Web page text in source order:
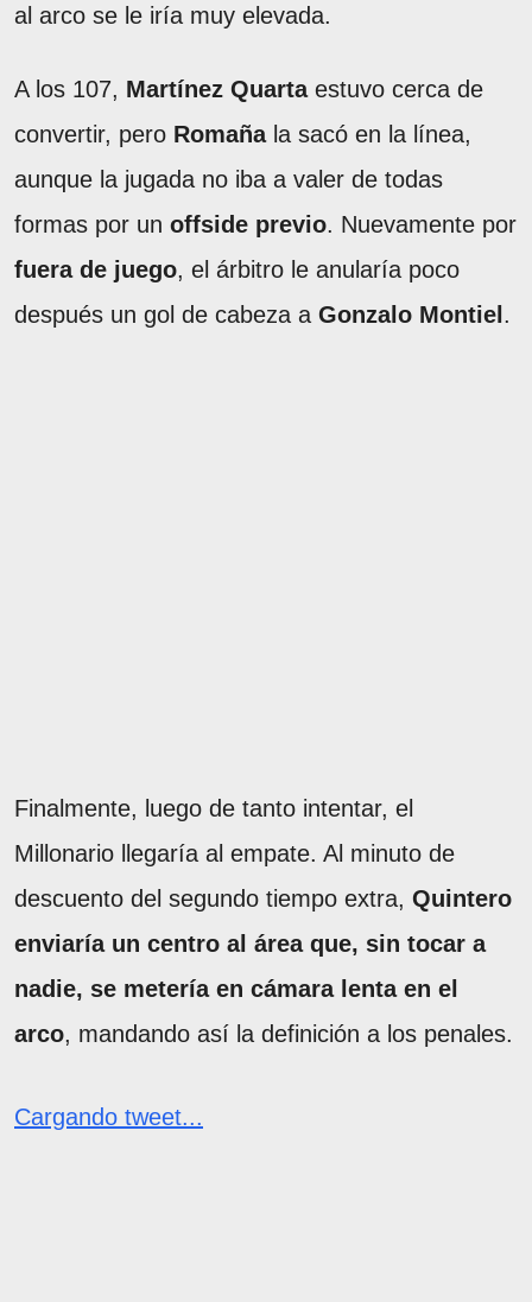
al arco se le iría muy elevada.
A los 107, Martínez Quartaestuvo cerca de
convertir, pero Romañala sacó en la línea,
aunque la jugada no iba a valer de todas
formas por un offside previo. Nuevamente por
fuera de juego, el árbitro le anularía poco
después un gol de cabeza a Gonzalo Montiel .
Finalmente, luego de tanto intentar, el
Millonario llegaría al empate. Al minuto de
descuento del segundo tiempo extra, Quintero
enviaría un centro al área que, sin tocar a
nadie, se metería en cámara lenta en el
arco, mandando así la definición a los penales.
Cargando tweet...